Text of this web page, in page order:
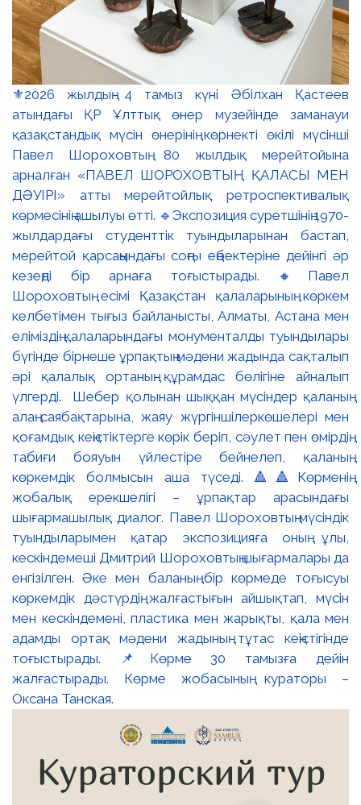
⚜️2026 жылдың 4 тамыз күні Әбілхан Қастеев
атындағы ҚР Ұлттық өнер музейінде заманауи
қазақстандық мүсін өнерінің көрнекті өкілі мүсінші
Павел Шороховтың 80 жылдық мерейтойына
арналған «ПАВЕЛ ШОРОХОВТЫҢ ҚАЛАСЫ МЕН
ДӘУІРІ» атты мерейтойлық ретроспективалық
көрмесінің ашылуы өтті. 🔹Экспозиция суретшінің 1970-
жылдардағы студенттік туындыларынан бастап,
мерейтой қарсаңындағы соңғы еңбектеріне дейінгі әр
кезеңді бір арнаға тоғыстырады. 🔸Павел
Шороховтың есімі Қазақстан қалаларының көркем
келбетімен тығыз байланысты, Алматы, Астана мен
еліміздің қалаларындағы монументалды туындылары
бүгінде бірнеше ұрпақтың мәдени жадында сақталып
әрі қалалық ортаның құрамдас бөлігіне айналып
үлгерді. Шебер қолынан шыққан мүсіндер қаланың
алаң-саябақтарына, жаяу жүргіншілеркөшелері мен
қоғамдық кеңістіктерге көрік беріп, сәулет пен өмірдің
табиғи бояуын үйлестіре бейнелеп, қаланың
көркемдік болмысын аша түседі. 🔺🔺Көрменің
жобалық ерекшелігі – ұрпақтар арасындағы
шығармашылық диалог. Павел Шороховтың мүсіндік
туындыларымен қатар экспозицияға оның ұлы,
кескіндемеші Дмитрий Шороховтың шығармалары да
енгізілген. Әке мен баланың бір көрмеде тоғысуы
көркемдік дәстүрдің жалғастығын айшықтап, мүсін
мен кескіндемені, пластика мен жарықты, қала мен
адамды ортақ мәдени жадының тұтас кеңістігінде
тоғыстырады. 📌Көрме 30 тамызға дейін
жалғастырады. Көрме жобасының кураторы –
Оксана Танская.